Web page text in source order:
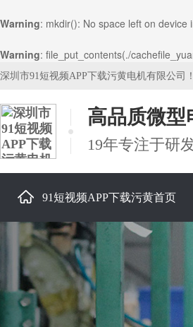
Warning: mkdir(): No space left on device
Warning: file_put_contents(./
深圳市91短视频APP下载污黄电机有限公
高品质微型
19年专注于研
91短视频APP下载污黄首页
关于91短视频APP下载污黄